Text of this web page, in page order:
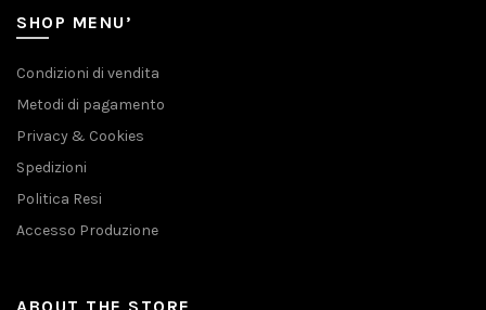
SHOP MENU’
Condizioni di vendita
Metodi di pagamento
Privacy & Cookies
Spedizioni
Politica Resi
Accesso Produzione